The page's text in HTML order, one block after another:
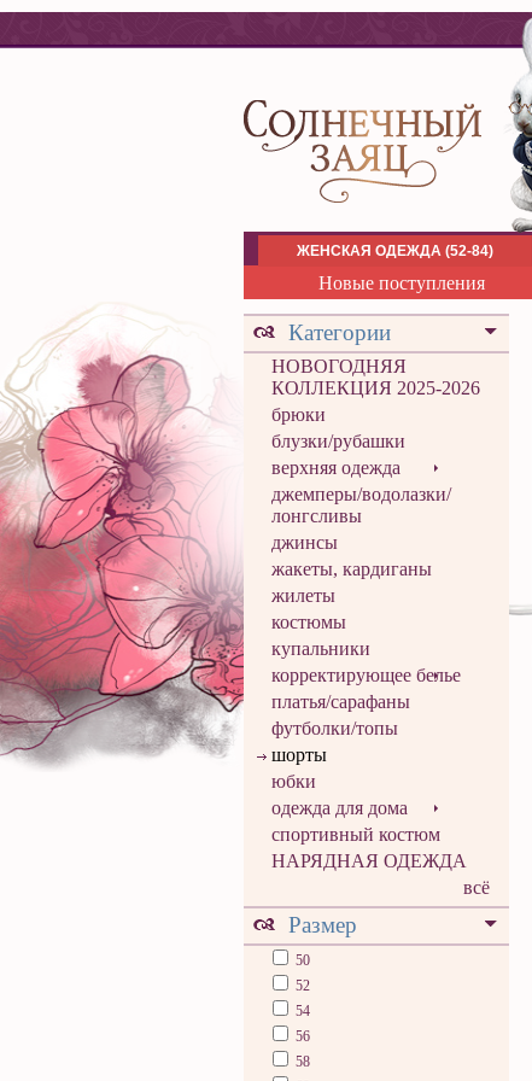
ЖЕНСКАЯ ОДЕЖДА (52-84)
Новые поступления
Категории
НОВОГОДНЯЯ
КОЛЛЕКЦИЯ 2025-2026
брюки
блузки/рубашки
верхняя одежда
джемперы/водолазки/
лонгсливы
джинсы
жакеты, кардиганы
жилеты
костюмы
купальники
корректирующее белье
платья/сарафаны
футболки/топы
шорты
юбки
одежда для дома
спортивный костюм
НАРЯДНАЯ ОДЕЖДА
всё
Размер
50
52
54
56
58